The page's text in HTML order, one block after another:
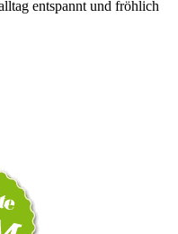
entspannt und fröhlich